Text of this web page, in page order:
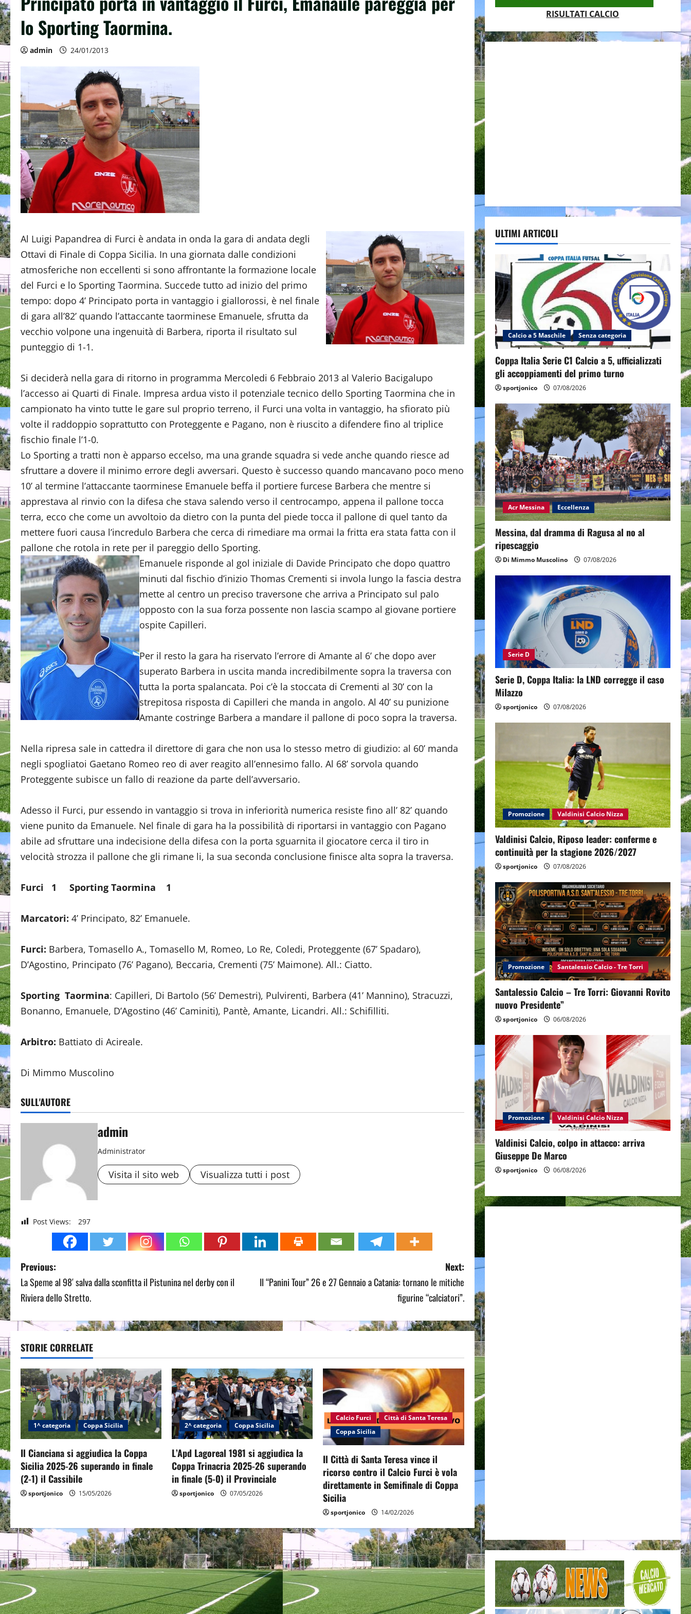
lo Sporting Taormina.
admin 24/01/2013
Al Luigi Papandrea di Furci è andata in onda la gara di andata degli
Ottavi di Finale di Coppa Sicilia. In una giornata dalle condizioni
atmosferiche non eccellenti si sono affrontante la formazione locale
del Furci e lo Sporting Taormina. Succede tutto ad inizio del primo
tempo: dopo 4’ Principato porta in vantaggio i giallorossi, è nel finale
di gara all’82’ quando l’attaccante taorminese Emanuele, sfrutta da
vecchio volpone una ingenuità di Barbera, riporta il risultato sul
punteggio di 1-1.
Si deciderà nella gara di ritorno in programma Mercoledi 6 Febbraio 2013 al Valerio Bacigalupo
l’accesso ai Quarti di Finale. Impresa ardua visto il potenziale tecnico dello Sporting Taormina che in
campionato ha vinto tutte le gare sul proprio terreno, il Furci una volta in vantaggio, ha sfiorato più
volte il raddoppio soprattutto con Proteggente e Pagano, non è riuscito a difendere fino al triplice
fischio finale l’1-0.
Lo Sporting a tratti non è apparso eccelso, ma una grande squadra si vede anche quando riesce ad
sfruttare a dovere il minimo errore degli avversari. Questo è successo quando mancavano poco meno
10’ al termine l’attaccante taorminese Emanuele beffa il portiere furcese Barbera che mentre si
apprestava al rinvio con la difesa che stava salendo verso il centrocampo, appena il pallone tocca
terra, ecco che come un avvoltoio da dietro con la punta del piede tocca il pallone di quel tanto da
mettere fuori causa l’incredulo Barbera che cerca di rimediare ma ormai la fritta era stata fatta con il
pallone che rotola in rete per il pareggio dello Sporting.
Emanuele risponde al gol iniziale di Davide Principato che dopo quattro
minuti dal fischio d’inizio Thomas Crementi si invola lungo la fascia destra
mette al centro un preciso traversone che arriva a Principato sul palo
opposto con la sua forza possente non lascia scampo al giovane portiere
ospite Capilleri.
Per il resto la gara ha riservato l’errore di Amante al 6’ che dopo aver
superato Barbera in uscita manda incredibilmente sopra la traversa con
tutta la porta spalancata. Poi c’è la stoccata di Crementi al 30’ con la
strepitosa risposta di Capilleri che manda in angolo. Al 40’ su punizione
Amante costringe Barbera a mandare il pallone di poco sopra la traversa.
Nella ripresa sale in cattedra il direttore di gara che non usa lo stesso metro di giudizio: al 60’ manda
negli spogliatoi Gaetano Romeo reo di aver reagito all’ennesimo fallo. Al 68’ sorvola quando
Proteggente subisce un fallo di reazione da parte dell’avversario.
Adesso il Furci, pur essendo in vantaggio si trova in inferiorità numerica resiste fino all’ 82’ quando
viene punito da Emanuele. Nel finale di gara ha la possibilità di riportarsi in vantaggio con Pagano
abile ad sfruttare una indecisione della difesa con la porta sguarnita il giocatore cerca il tiro in
velocità strozza il pallone che gli rimane li, la sua seconda conclusione finisce alta sopra la traversa.
Furci 1 Sporting Taormina 1
Marcatori: 4’ Principato, 82’ Emanuele.
Furci: Barbera, Tomasello A., Tomasello M, Romeo, Lo Re, Coledi, Proteggente (67’ Spadaro),
D’Agostino, Principato (76’ Pagano), Beccaria, Crementi (75’ Maimone). All.: Ciatto.
Sporting Taormina: Capilleri, Di Bartolo (56’ Demestri), Pulvirenti, Barbera (41’ Mannino), Stracuzzi,
Bonanno, Emanuele, D’Agostino (46’ Caminiti), Pantè, Amante, Licandri. All.: Schifilliti.
Arbitro: Battiato di Acireale.
Di Mimmo Muscolino
SULL'AUTORE
admin
Administrator
Visita il sito web Visualizza tutti i post
Post Views: 297
P
o
n
a
v
i
g
a
t
o
n
Previous:
La Speme al 98′ salva dalla sconfitta il Pistunina nel derby con il
Riviera dello Stretto.
Next:
Il “Panini Tour” 26 e 27 Gennaio a Catania: tornano le mitiche
figurine “calciatori”.
STORIE CORRELATE
1^ categoria Coppa Sicilia
Il Cianciana si aggiudica la Coppa
Sicilia 2025-26 superando in finale
(2-1) il Cassibile
sportjonico 15/05/2026
2^ categoria Coppa Sicilia
L’Apd Lagoreal 1981 si aggiudica la
Coppa Trinacria 2025-26 superando
in finale (5-0) il Provinciale
sportjonico 07/05/2026
Calcio Furci
Città di Santa Teresa
Coppa Sicilia
Il Città di Santa Teresa vince il
ricorso contro il Calcio Furci è vola
direttamente in Semifinale di Coppa
Sicilia
sportjonico 14/02/2026
RISULTATI CALCIO
ULTIMI ARTICOLI
Calcio a 5 Maschile Senza categoria
Coppa Italia Serie C1 Calcio a 5, ufficializzati
gli accoppiamenti del primo turno
sportjonico 07/08/2026
Acr Messina Eccellenza
Messina, dal dramma di Ragusa al no al
ripescaggio
Di Mimmo Muscolino 07/08/2026
Serie D
Serie D, Coppa Italia: la LND corregge il caso
Milazzo
sportjonico 07/08/2026
Promozione Valdinisi Calcio Nizza
Valdinisi Calcio, Riposo leader: conferme e
continuità per la stagione 2026/2027
sportjonico 07/08/2026
Promozione Santalessio Calcio - Tre Torri
Santalessio Calcio – Tre Torri: Giovanni Rovito
nuovo Presidente”
sportjonico 06/08/2026
Promozione Valdinisi Calcio Nizza
Valdinisi Calcio, colpo in attacco: arriva
Giuseppe De Marco
sportjonico 06/08/2026